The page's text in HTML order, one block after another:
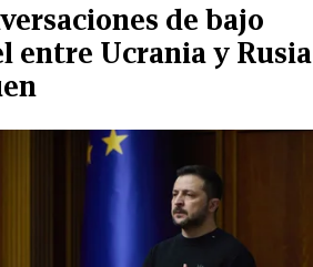
de bajo
entre Ucrania y Rusia